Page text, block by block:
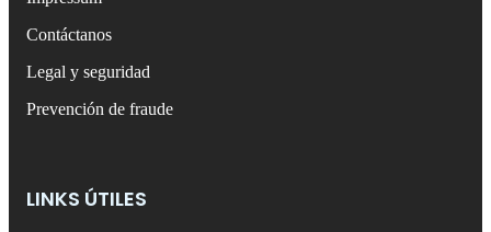
Contáctanos
Legal y seguridad
Prevención de fraude
LINKS ÚTILES